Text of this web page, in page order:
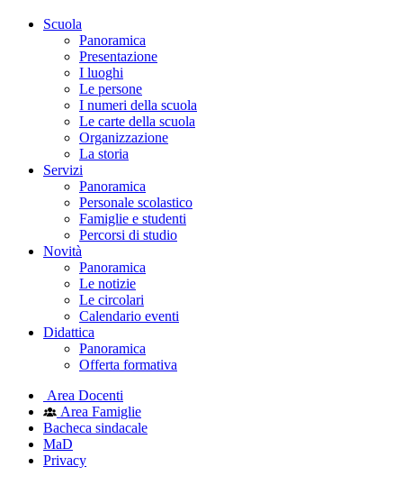
Scuola
Panoramica
Presentazione
I luoghi
Le persone
I numeri della scuola
Le carte della scuola
Organizzazione
La storia
Servizi
Panoramica
Personale scolastico
Famiglie e studenti
Percorsi di studio
Novità
Panoramica
Le notizie
Le circolari
Calendario eventi
Didattica
Panoramica
Offerta formativa
Area Docenti
Area Famiglie
Bacheca sindacale
MaD
Privacy